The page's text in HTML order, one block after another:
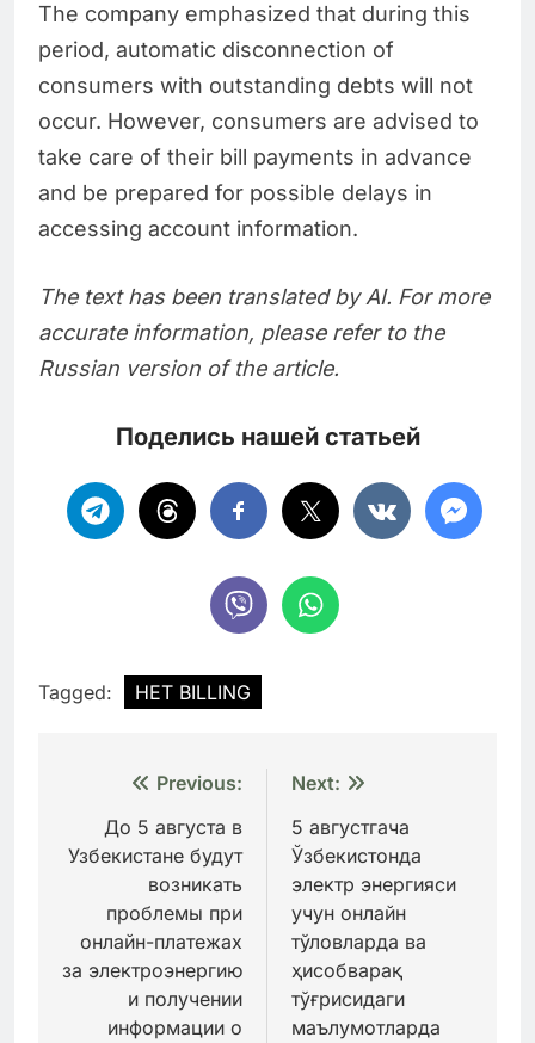
The company emphasized that during this
period, automatic disconnection of
consumers with outstanding debts will not
occur. However, consumers are advised to
take care of their bill payments in advance
and be prepared for possible delays in
accessing account information.
The text has been translated by AI. For more
accurate information, please refer to the
Russian version of the article.
Поделись нашей статьей
Tagged: HET BILLING
Навигация
записям
Previous:
До 5 августа в
Узбекистане будут
возникать
проблемы при
онлайн-платежах
за электроэнергию
и получении
информации о
Next:
5 августгача
Ўзбекистонда
электр энергияси
учун онлайн
тўловларда ва
ҳисобварақ
тўғрисидаги
маълумотларда